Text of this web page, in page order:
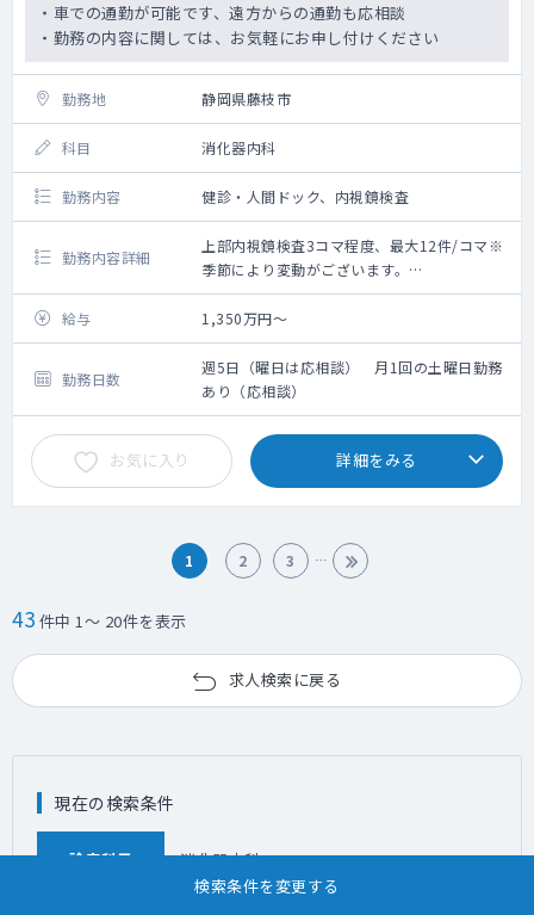
・車での通勤が可能です、遠方からの通勤も応相談
・勤務の内容に関しては、お気軽にお申し付けください
勤務地 静岡県藤枝市
科目 消化器内科
勤務内容 健診・人間ドック、内視鏡検査
勤務内容詳細
上部内視鏡検査3コマ程度、最大12件/コマ※
季節により変動がございます。
空いてる時間で健診、人間ドック結果説明、
読影、巡回健診等
給与 1,350万円～
勤務日数
週5日（曜日は応相談） 月1回の土曜日勤務
あり（応相談）
お気に入り 詳細をみる
1 2 3
43 件中 1～ 20件を表示
求人検索に戻る
検索条件を変更する
現在の検索条件
診療科目 消化器内科